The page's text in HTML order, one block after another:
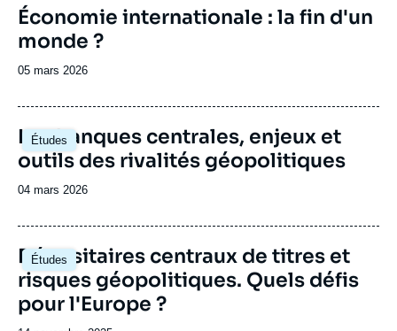
Image
de
couverture
la
Économie internationale : la fin d'un
monde ?
Date
publication
05 mars 2026
Études
Image
principale
Les banques centrales, enjeux et
outils des rivalités géopolitiques
Date
publication
04 mars 2026
Études
Image
principale
Dépositaires centraux de titres et
risques géopolitiques. Quels défis
pour l'Europe ?